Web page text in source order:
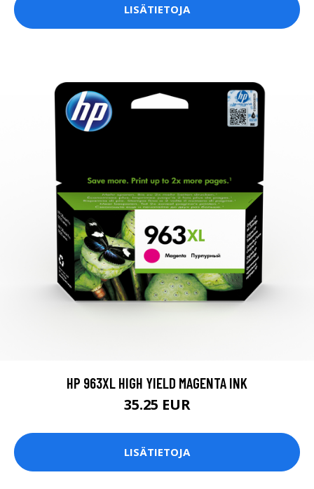
LISÄTIETOJA
HP 963XL HIGH YIELD MAGENTA INK
35.25 EUR
LISÄTIETOJA